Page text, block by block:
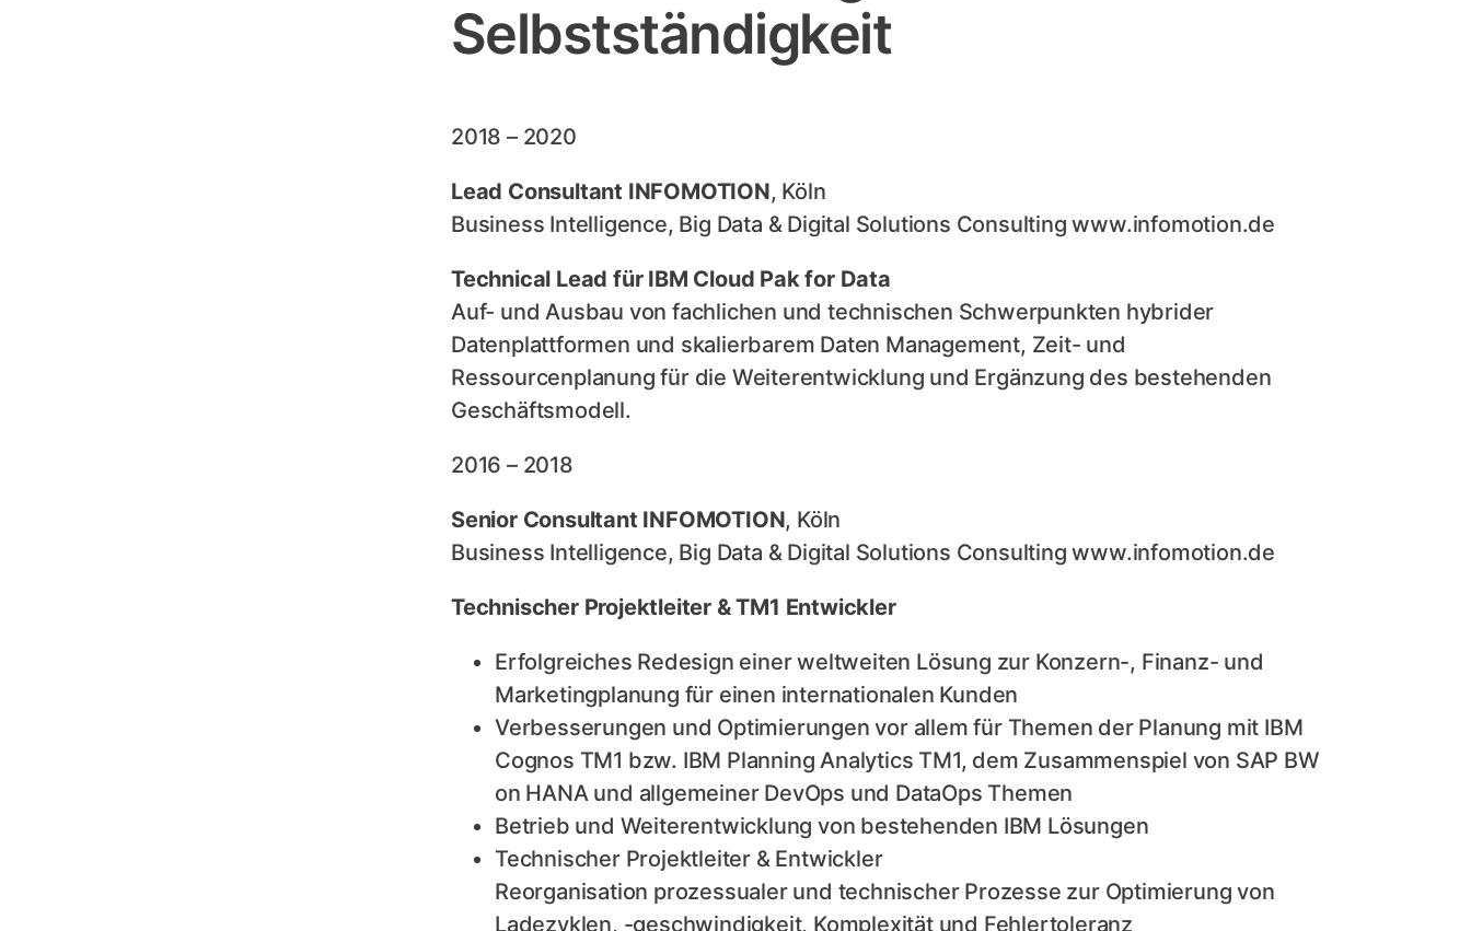
Selbstständigkeit
2018 – 2020
Lead Consultant INFOMOTION, Köln
Business Intelligence, Big Data & Digital Solutions Consulting www.infomotion.de
Technical Lead für IBM Cloud Pak for Data
Auf- und Ausbau von fachlichen und technischen Schwerpunkten hybrider
Datenplattformen und skalierbarem Daten Management, Zeit- und
Ressourcenplanung für die Weiterentwicklung und Ergänzung des bestehenden
Geschäftsmodell.
2016 – 2018
Senior Consultant INFOMOTION, Köln
Business Intelligence, Big Data & Digital Solutions Consulting www.infomotion.de
Technischer Projektleiter & TM1 Entwickler
Erfolgreiches Redesign einer weltweiten Lösung zur Konzern-, Finanz- und
Marketingplanung für einen internationalen Kunden
Verbesserungen und Optimierungen vor allem für Themen der Planung mit IBM
Cognos TM1 bzw. IBM Planning Analytics TM1, dem Zusammenspiel von SAP BW
on HANA und allgemeiner DevOps und DataOps Themen
Betrieb und Weiterentwicklung von bestehenden IBM Lösungen
Technischer Projektleiter & Entwickler
Reorganisation prozessualer und technischer Prozesse zur Optimierung von
Ladezyklen, -geschwindigkeit, Komplexität und Fehlertoleranz